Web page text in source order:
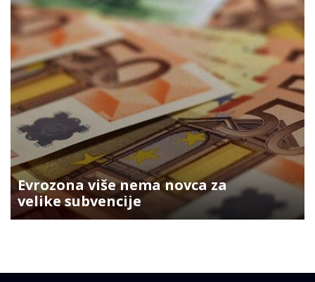
Evrozona više nema novca za
velike subvencije